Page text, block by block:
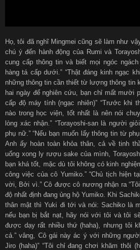
Họ, tôi đã nghĩ Mingmei cũng sẽ làm như
chú ý đến hành động của Rumi và
cung cấp thông tin và biết mọi ngóc
hàng tá cấp dưới.” “Thật đáng kinh ngạc
những thông tin cần thiết từ lượng thông tin
hai ngày để nghiên cứu, bạn chỉ mất mười
cấp độ máy tính (ngạc nhiên)” “Trước khi
nào trong học viện, tốt nhất là nên nói
lòng xác nhận.” “Torayoshi-san là người
phụ nữ.” “Nếu bạn muốn lấy thông tin từ
Anh ấy hoàn toàn khỏa thân, cả về tinh
uống xong ly rượu sake của mình,
bạn khá tốt, mặc dù tôi không có kinh
công việc của cô Yumiko.” “Chủ tịch hiện
vời, Bởi vì.” Cô được cô nương nhận ra
độ nhất định đang ủng hộ Yumiko. Khi
thân mật thì Yuki đi tới và nói: Sachiko là
nếu bạn bị bắt nạt, hãy nói với tôi và tôi sẽ
được dạy rất nhiều thứ (haha), nhưng tôi
cả.” vâng, Cô gái này ác ý với những
Jiro (haha)” “Tôi chỉ đang chơi khăm thôi